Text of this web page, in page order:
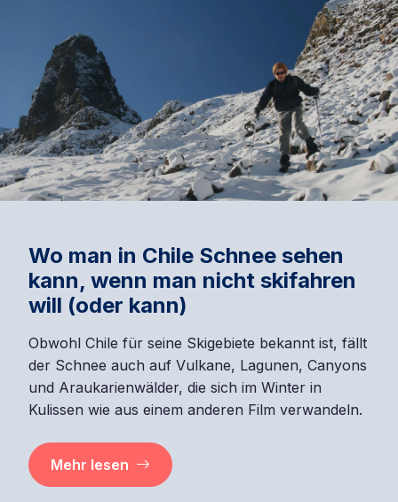
Wo man in Chile Schnee sehen
kann, wenn man nicht skifahren
will (oder kann)
Obwohl Chile für seine Skigebiete bekannt ist, fällt
der Schnee auch auf Vulkane, Lagunen, Canyons
und Araukarienwälder, die sich im Winter in
Kulissen wie aus einem anderen Film verwandeln.
Mehr lesen